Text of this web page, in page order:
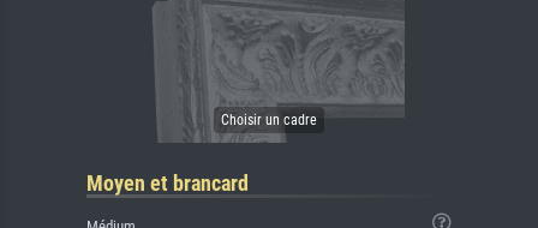
Moyen et brancard